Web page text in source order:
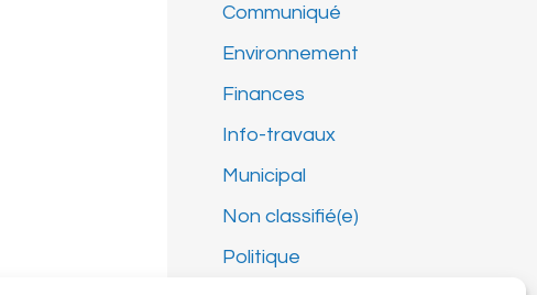
Communiqué
Environnement
Finances
Info-travaux
Municipal
Non classifié(e)
Politique